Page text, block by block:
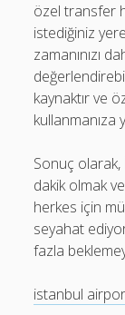
özel transfer
istediğiniz
zamanınızı
kaynaktır ve
kullanmanıza
Sonuç
dakik olmak
herkes için
seyahat
fazla
istanbul